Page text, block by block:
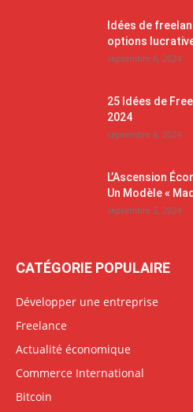
Idées de
options
septembre 6, 2024
25 Idées de
2024
septembre 6, 2024
L’Ascension
Un Modèle «
septembre 5, 2024
CATÉGORIE POPULAIRE
Développer une entreprise
Freelance
Actualité économique
Commerce International
Bitcoin